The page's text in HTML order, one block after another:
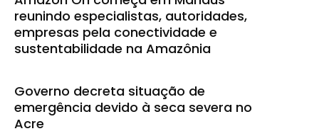
reunindo especialistas, autoridades,
empresas pela conectividade e
sustentabilidade na Amazônia
Governo decreta situação de
emergência devido à seca severa no
Acre